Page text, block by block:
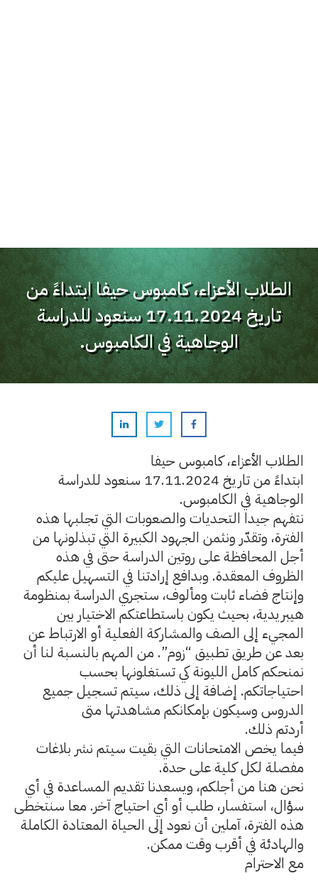
الطلاب الأعزاء، كامبوس حيفا ابتداءً من
تاريخ 17.11.2024 سنعود للدراسة
الوجاهية في الكامبوس.
الطلاب الأعزاء، كامبوس حيفا
ابتداءً من تاريخ 17.11.2024 سنعود للدراسة
الوجاهية في الكامبوس.
نتفهم جيدا التحديات والصعوبات التي تجلبها هذه
الفترة، وتقدّر ونثمن الجهود الكبيرة التي تبذلونها من
أجل المحافظة على روتين الدراسة حتى في هذه
الظروف المعقدة. وبدافع إرادتنا في التسهيل عليكم
وإنتاج فضاء ثابت ومألوف، ستجري الدراسة بمنظومة
هيبريدية، بحيث يكون باستطاعتكم الاختيار بين
المجيء إلى الصف والمشاركة الفعلية أو الارتباط عن
بعد عن طريق تطبيق “زوم”. من المهم بالنسبة لنا أن
نمنحكم كامل الليونة كي تستغلونها بحسب
احتياجاتكم. إضافة إلى ذلك، سيتم تسجيل جميع
الدروس وسيكون بإمكانكم مشاهدتها متى
أردتم ذلك.
فيما يخص الامتحانات التي بقيت سيتم نشر بلاغات
مفصلة لكل كلية على حدة.
نحن هنا من أجلكم، ويسعدنا تقديم المساعدة في أي
سؤال، استفسار، طلب أو أي احتياج آخر. معا سنتخطى
هذه الفترة، آملين أن نعود إلى الحياة المعتادة الكاملة
والهادئة في أقرب وقت ممكن.
مع الاحترام